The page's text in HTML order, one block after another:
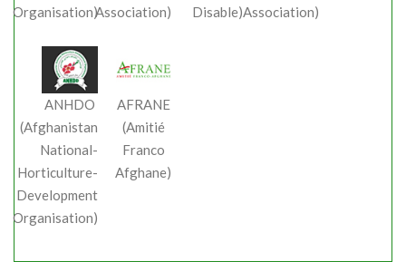
Organisation)Association)
Disable)Association)
ANHDO
(Afghanistan
National-
Horticulture-
Development
Organisation)
AFRANE
(Amitié
Franco
Afghane)